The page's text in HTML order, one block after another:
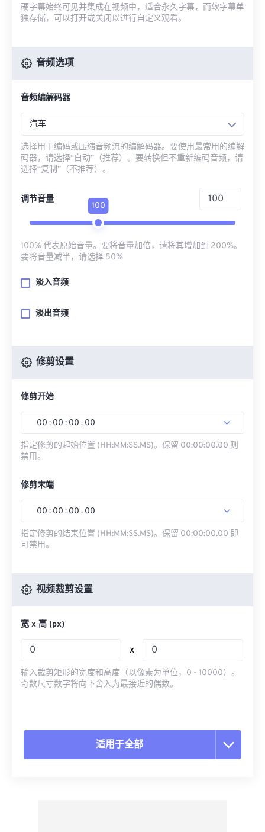
硬字幕始终可见并集成在视频中，适合永久字幕，而软字幕单
独存储，可以打开或关闭以进行自定义观看。
音频选项
音频编解码器
汽车
选择用于编码或压缩音频流的编解码器。要使用最常用的编解
码器，请选择“自动”（推荐）。要转换但不重新编码音频，请
选择“复制”（不推荐）。
调节音量
100
100% 代表原始音量。要将音量加倍，请将其增加到 200%。
要将音量减半，请选择 50%
淡入音频
淡出音频
修剪设置
修剪开始
00 : 00 : 00 . 00
指定修剪的起始位置 (HH:MM:SS.MS)。保留 00:00:00.00 则
禁用。
修剪末端
00 : 00 : 00 . 00
指定修剪的结束位置 (HH:MM:SS.MS)。保留 00:00:00.00 即
可禁用。
视频裁剪设置
宽 x 高 (px)
x
输入裁剪矩形的宽度和高度（以像素为单位，0 - 10000）。
奇数尺寸数字将向下舍入为最接近的偶数。
适用于全部